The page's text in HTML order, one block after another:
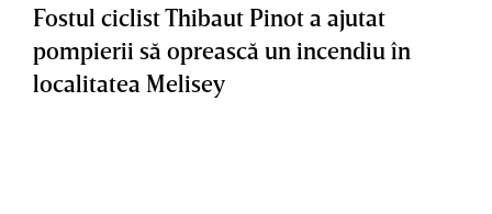
Fostul ciclist Thibaut Pinot a ajutat
pompierii să oprească un incendiu în
localitatea Melisey